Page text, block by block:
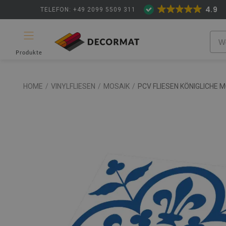
TELEFON: +49 2099 5509 311 4.9
Produkte
HOME / VINYLFLIESEN / MOSAIK / PCV FLIESEN KÖNIGLICHE